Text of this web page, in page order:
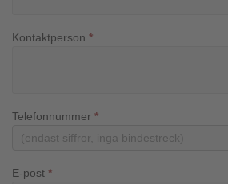
Kontaktperson *
Telefonnummer *
E-post *